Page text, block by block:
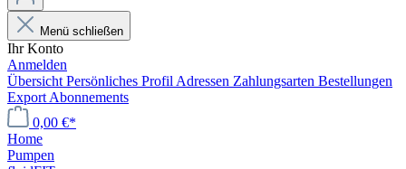
Menü schließen
Ihr Konto
Anmelden
Übersicht Persönliches Profil Adressen Zahlungsarten Bestellungen
Export Abonnements
0,00 €*
Home
Pumpen